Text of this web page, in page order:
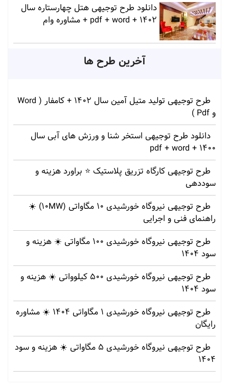
دانلود طرح توجیهی هتل چهارستاره سال
1402 + pdf + word + مشاوره وام
آخرین طرح ها
طرح توجیهی تولید متیل آمین سال 1402 + کامفار ( Word
و Pdf )
دانلود طرح توجیهی استخر شنا و ورزش های آبی سال
1400 + pdf + word
طرح توجیهی کارگاه تزریق پلاستیک ⭐ براورد هزینه و
سوددهی
طرح توجیهی نیروگاه خورشیدی 10 مگاواتی (10MW) ☀️
راهنمای فنی و اجرایی
طرح توجیهی نیروگاه خورشیدی 100 مگاواتی ☀️ هزینه‌ و
سود 1404
طرح توجیهی نیروگاه خورشیدی 500 کیلوواتی ☀️ هزینه‌ و
سود 1404
طرح توجیهی نیروگاه خورشیدی 1 مگاواتی 1404 ☀️ مشاوره
رایگان
طرح توجیهی نیروگاه خورشیدی 5 مگاواتی ☀️ هزینه‌ و سود
1404